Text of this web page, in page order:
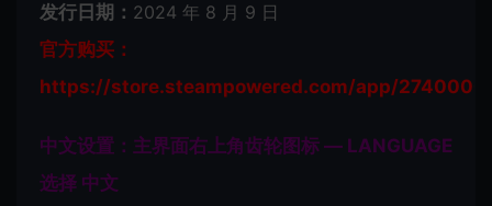
发行日期： 2024 年 8 月 9 日
官方购买：
https://store.steampowered.com/app/
中文设置：主界面右上角齿轮图标 — LANGUAGE
选择 中文